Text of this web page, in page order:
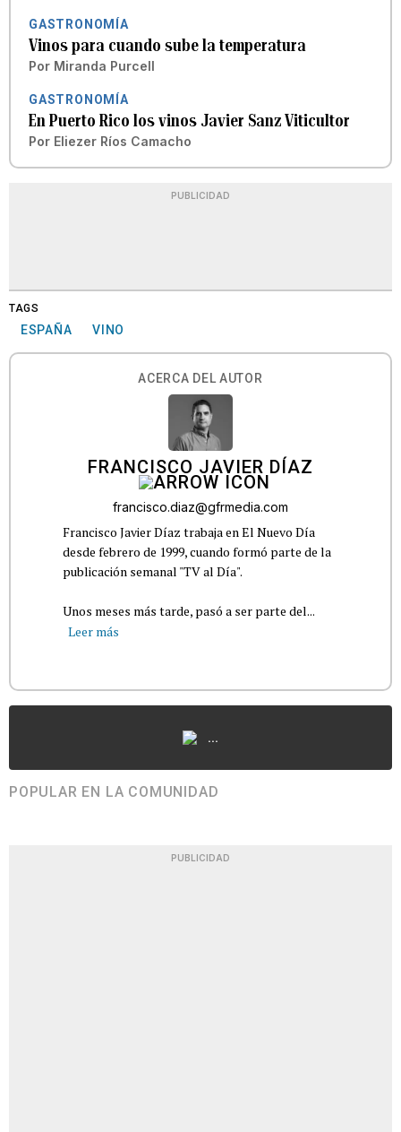
GASTRONOMÍA
Vinos para cuando sube la temperatura
Por Miranda Purcell
GASTRONOMÍA
En Puerto Rico los vinos Javier Sanz Viticultor
Por Eliezer Ríos Camacho
PUBLICIDAD
TAGS
ESPAÑA VINO
ACERCA DEL AUTOR
FRANCISCO JAVIER DÍAZ
francisco.diaz@gfrmedia.com
Francisco Javier Díaz trabaja en El Nuevo Día
desde febrero de 1999, cuando formó parte de la
publicación semanal "TV al Día".
Unos meses más tarde, pasó a ser parte del...
Leer más
...
POPULAR EN LA COMUNIDAD
PUBLICIDAD